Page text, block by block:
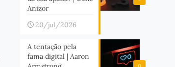
Anizor
20/jul/2026
A tentação pela
fama digital | Aaron